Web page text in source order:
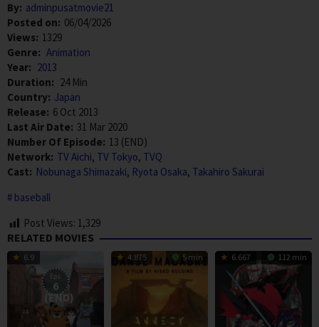
By: adminpusatmovie21
Posted on: 06/04/2026
Views: 1329
Genre: Animation
Year: 2013
Duration: 24 Min
Country: Japan
Release: 6 Oct 2013
Last Air Date: 31 Mar 2020
Number Of Episode: 13 (END)
Network: TV Aichi, TV Tokyo, TVQ
Cast: Nobunaga Shimazaki, Ryota Osaka, Takahiro Sakurai
baseball
Post Views: 1,329
RELATED MOVIES
6.9
Eps:
6
(END)
4.875 5 min 6.667 112 min